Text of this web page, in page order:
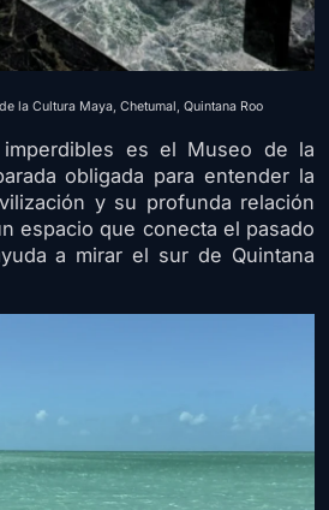
la Cultura Maya, Chetumal, Quintana Roo
es el Museo de la
obligada para entender la
y su profunda relación
espacio que conecta el pasado
a mirar el sur de Quintana